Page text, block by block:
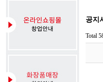
공지
Total